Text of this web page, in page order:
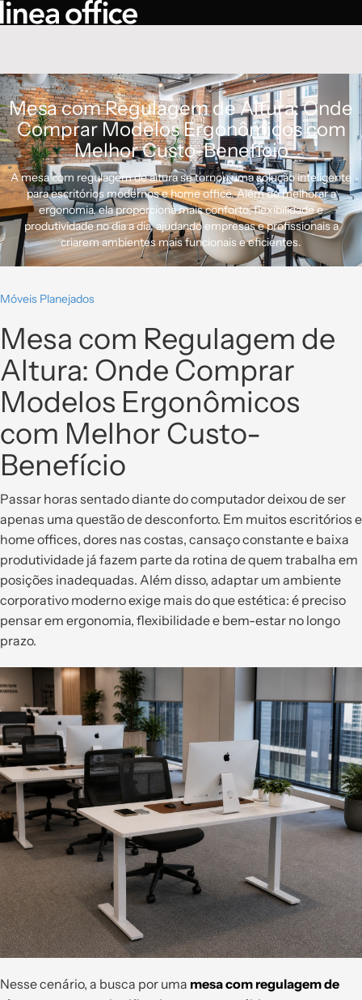
Mesa com Regulagem de Altura: Onde
Comprar Modelos Ergonômicos com
Melhor Custo-Benefício
A mesa com regulagem de altura se tornou uma solução inteligente
para escritórios modernos e home office. Além de melhorar a
ergonomia, ela proporciona mais conforto, flexibilidade e
produtividade no dia a dia, ajudando empresas e profissionais a
criarem ambientes mais funcionais e eficientes.
Móveis Planejados
Mesa com Regulagem de
Altura: Onde Comprar
Modelos Ergonômicos
com Melhor Custo-
Benefício
Passar horas sentado diante do computador deixou de ser
apenas uma questão de desconforto. Em muitos escritórios e
home offices, dores nas costas, cansaço constante e baixa
produtividade já fazem parte da rotina de quem trabalha em
posições inadequadas. Além disso, adaptar um ambiente
corporativo moderno exige mais do que estética: é preciso
pensar em ergonomia, flexibilidade e bem-estar no longo
prazo.
Nesse cenário, a busca por uma mesa com regulagem de